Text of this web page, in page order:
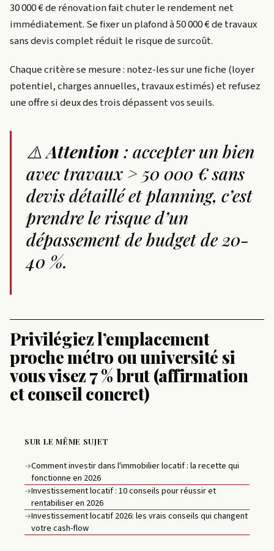
30 000 € de rénovation fait chuter le rendement net
immédiatement. Se fixer un plafond à 50 000 € de travaux
sans devis complet réduit le risque de surcoût.
Chaque critère se mesure : notez-les sur une fiche (loyer
potentiel, charges annuelles, travaux estimés) et refusez
une offre si deux des trois dépassent vos seuils.
⚠️Attention : accepter un bien
avec travaux > 50 000 € sans
devis détaillé et planning, c’est
prendre le risque d’un
dépassement de budget de 20-
40 %.
Privilégiez l’emplacement
proche métro ou université si
vous visez 7 % brut (affirmation
et conseil concret)
SUR LE MÊME SUJET
→Comment investir dans l'immobilier locatif : la recette qui
fonctionne en 2026
→Investissement locatif : 10 conseils pour réussir et
rentabiliser en 2026
→Investissement locatif 2026: les vrais conseils qui changent
votre cash-flow